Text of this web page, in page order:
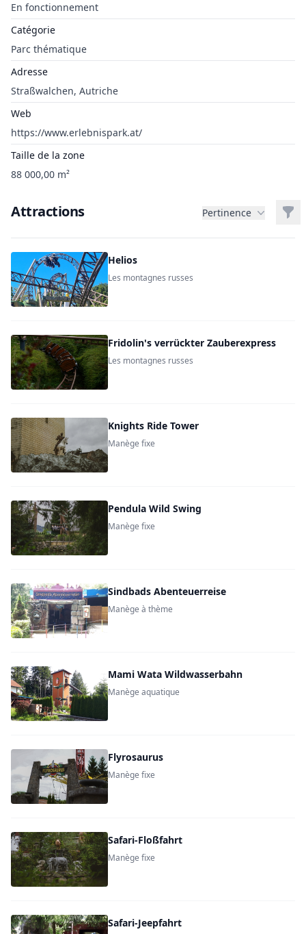
En fonctionnement
Catégorie
Parc thématique
Adresse
Straßwalchen, Autriche
Web
https://www.erlebnispark.at/
Taille de la zone
88 000,00 m²
Attractions Pertinence
Helios
Les montagnes russes
Fridolin's verrückter Zauberexpress
Les montagnes russes
Knights Ride Tower
Manège fixe
Pendula Wild Swing
Manège fixe
Sindbads Abenteuerreise
Manège à thème
Mami Wata Wildwasserbahn
Manège aquatique
Flyrosaurus
Manège fixe
Safari-Floßfahrt
Manège fixe
Safari-Jeepfahrt